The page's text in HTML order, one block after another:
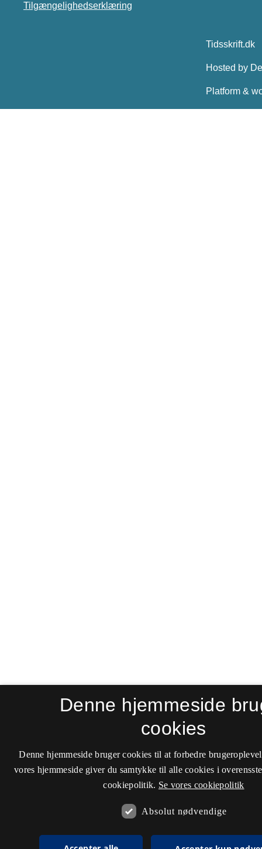
Tilgængelighedserklæring
Denne hjemmeside
cookies
Denne hjemmeside bruger cookies til at forbedre
vores hjemmeside giver du samtykke til alle cookies i
cookiepolitik. Se vores cookiepolitik
Absolut nødvendige